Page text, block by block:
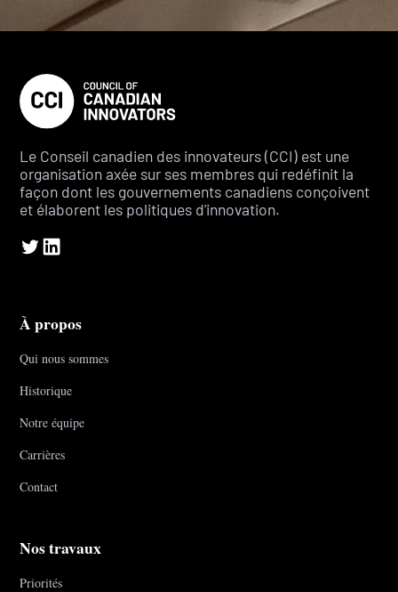
Le Conseil canadien des innovateurs (CCI) est une
organisation axée sur ses membres qui redéfinit la
façon dont les gouvernements canadiens conçoivent
et élaborent les politiques d'innovation.
À propos
Qui nous sommes
Historique
Notre équipe
Carrières
Contact
Nos travaux
Priorités